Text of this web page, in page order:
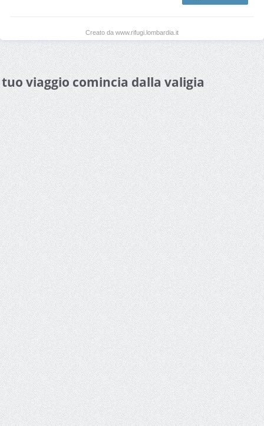
Creato da www.rifugi.lombardia.it
viaggio comincia dalla valigia